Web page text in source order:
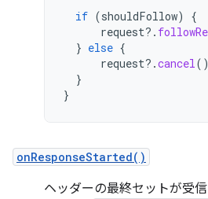
if (shouldFollow)
{
request?.
} else {
request?.cancel()
}
}
onResponseStarted()
ヘッダーの最終セットが受